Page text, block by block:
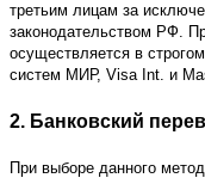
третьим лицам за
законодательством РФ.
осуществляется в
систем МИР, Visa Int. и
2. Банковский
При выборе данного